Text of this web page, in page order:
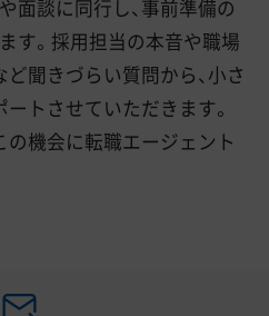
面談に同行し、事前準備の
す。採用担当の本音や職場
聞きづらい質問から、小さ
トさせていただきます。
の機会に転職エージェント